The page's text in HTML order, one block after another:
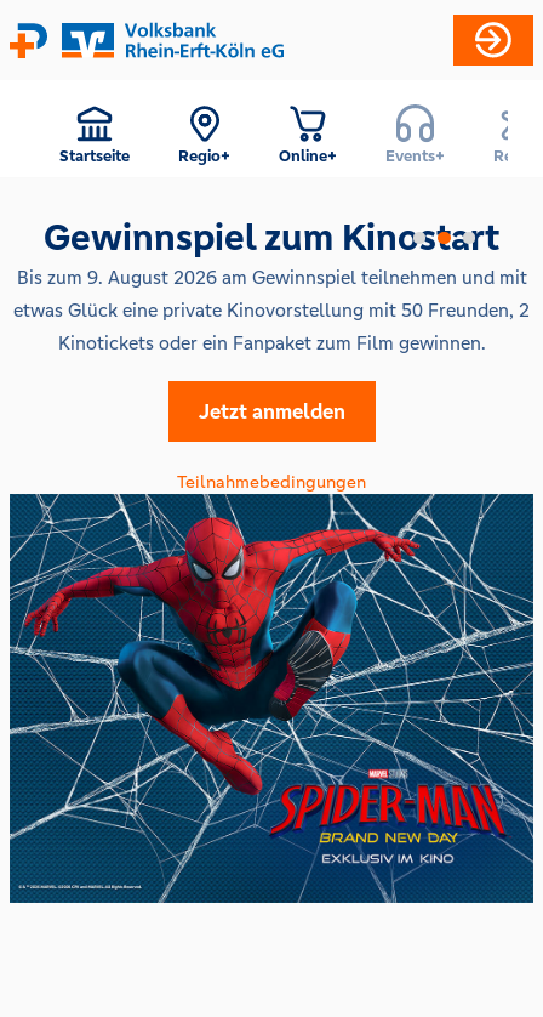
Startseite Regio+ Online+ Events+ Reise+
Gewinnspiel zum Kinostart
Bis zum 9. August 2026 am Gewinnspiel teilnehmen und mit
etwas Glück eine private Kinovorstellung mit 50 Freunden, 2
Kinotickets oder ein Fanpaket zum Film gewinnen.
Jetzt anmelden
Teilnahmebedingungen